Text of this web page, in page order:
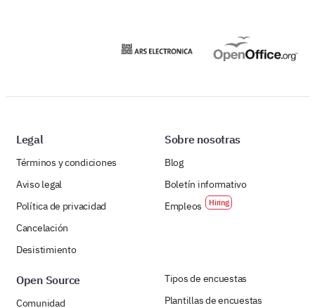
Legal
Términos y condiciones
Aviso legal
Política de privacidad
Cancelación
Desistimiento
Sobre nosotras
Blog
Boletín informativo
Empleos
Open Source
Comunidad
Tipos de encuestas
Plantillas de encuestas